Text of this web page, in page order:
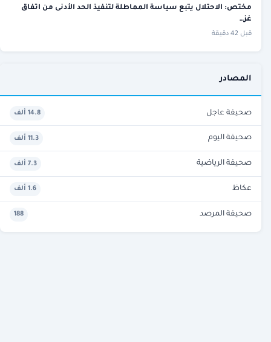
مختص: الاحتلال يتبع سياسة المماطلة لتنفيذ الحد الأدنى من اتفاق
غز…
قبل 42 دقيقة
المصادر
صحيفة عاجل 14.8 ألف
صحيفة اليوم 11.3 ألف
صحيفة الرياضية 7.3 ألف
عكاظ 1.6 ألف
صحيفة المرصد 188